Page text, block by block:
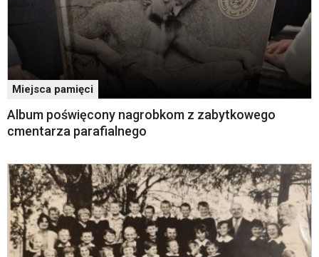
obsługiwana
standardowy
Na
stronie
się
znajdować
powszechnie
używane
elementy
wideo
Miejsca pamięci
Album poświęcony nagrobkom z zabytkowego
cmentarza parafialnego